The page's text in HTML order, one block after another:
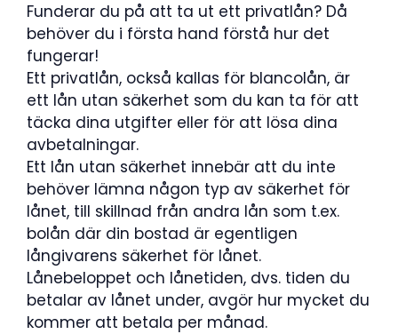
Funderar du på att ta ut ett privatlån? Då
behöver du i första hand förstå hur det
fungerar!
Ett privatlån, också kallas för blancolån, är
ett lån utan säkerhet som du kan ta för att
täcka dina utgifter eller för att lösa dina
avbetalningar.
Ett lån utan säkerhet innebär att du inte
behöver lämna någon typ av säkerhet för
lånet, till skillnad från andra lån som t.ex.
bolån där din bostad är egentligen
långivarens säkerhet för lånet.
Lånebeloppet och lånetiden, dvs. tiden du
betalar av lånet under, avgör hur mycket du
kommer att betala per månad.